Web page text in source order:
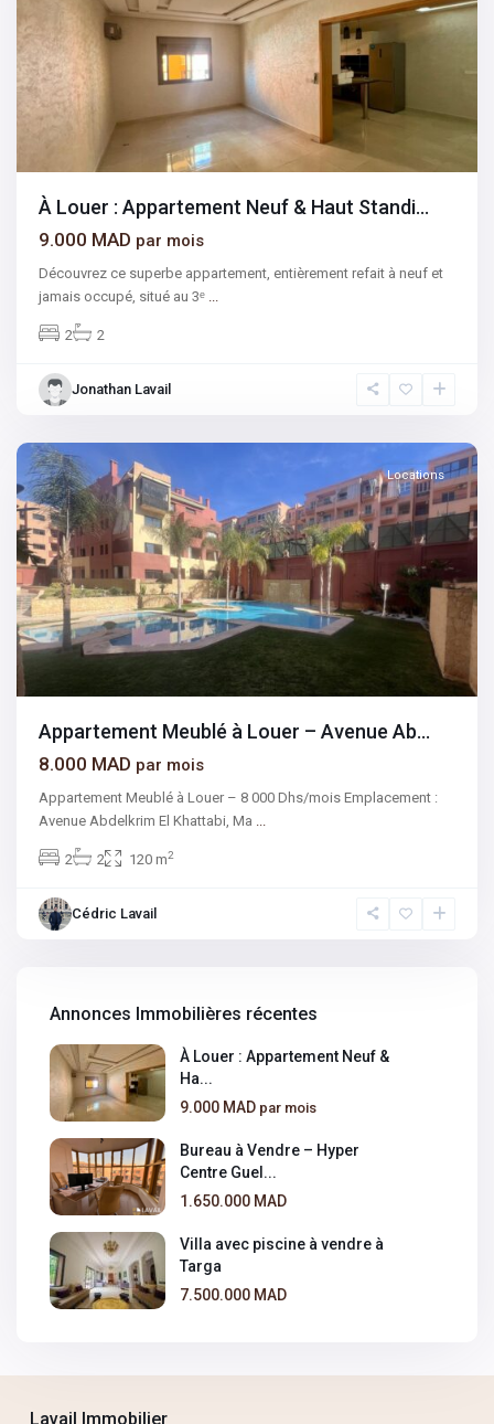
À Louer : Appartement Neuf & Haut Standi...
9.000 MAD par mois
Découvrez ce superbe appartement, entièrement refait à neuf et
jamais occupé, situé au 3ᵉ ...
2 2
Jonathan Lavail
Locations
Appartement Meublé à Louer – Avenue Ab...
8.000 MAD par mois
Appartement Meublé à Louer – 8 000 Dhs/mois Emplacement :
Avenue Abdelkrim El Khattabi, Ma ...
2 2 120 m2
Cédric Lavail
Annonces Immobilières récentes
À Louer : Appartement Neuf &
Ha...
9.000 MAD par mois
Bureau à Vendre – Hyper
Centre Guel...
1.650.000 MAD
Villa avec piscine à vendre à
Targa
7.500.000 MAD
Lavail Immobilier